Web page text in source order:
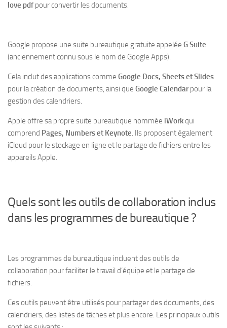
love pdf pour convertir les documents.
Google propose une suite bureautique gratuite appelée G Suite
(anciennement connu sous le nom de Google Apps).
Cela inclut des applications comme Google Docs, Sheets et Slides
pour la création de documents, ainsi que Google Calendarpour la
gestion des calendriers.
Apple offre sa propre suite bureautique nommée iWorkqui
comprend Pages, Numbers et Keynote. Ils proposent également
iCloud pour le stockage en ligne et le partage de fichiers entre les
appareils Apple.
Quels sont les outils de collaboration inclus
dans les programmes de bureautique ?
Les programmes de bureautique incluent des outils de
collaboration pour faciliter le travail d’équipe et le partage de
fichiers.
Ces outils peuvent être utilisés pour partager des documents, des
calendriers, des listes de tâches et plus encore. Les principaux outils